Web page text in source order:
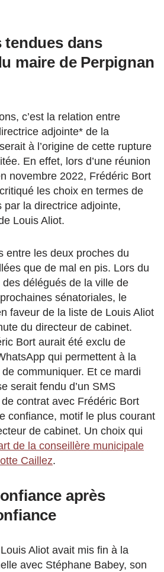
tendues dans
maire de Perpignan
c’est la relation entre
adjointe* de la
à l’origine de cette rupture
En effet, lors d’une réunion
novembre 2022, Frédéric Bort
les choix en termes de
par la directrice adjointe,
Louis Aliot.
entre les deux proches du
que de mal en pis. Lors du
délégués de la ville de
sénatoriales, le
faveur de la liste de Louis Aliot
du directeur de cabinet.
Bort aurait été exclu de
qui permettent à la
communiquer. Et ce mardi
serait fendu d’un SMS
contrat avec Frédéric Bort
confiance, motif le plus courant
de cabinet. Un choix qui
de la conseillère municipale
Caillez.
après
Aliot avait mis fin à la
avec Stéphane Babey, son